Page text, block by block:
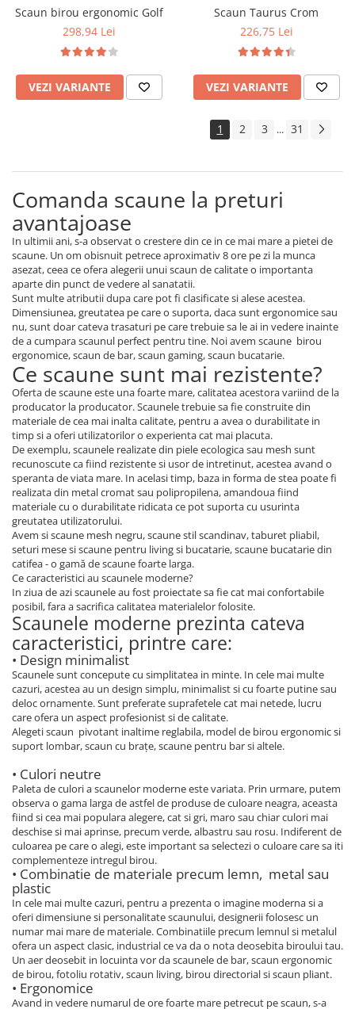
Scaun birou ergonomic Golf
298,94 Lei
VEZI VARIANTE
Scaun Taurus Crom
226,75 Lei
VEZI VARIANTE
1 2 3 ... 31
Comanda scaune la preturi
avantajoase
In ultimii ani, s-a observat o crestere din ce in ce mai mare a pietei de
scaune. Un om obisnuit petrece aproximativ 8 ore pe zi la munca
asezat, ceea ce ofera alegerii unui scaun de calitate o importanta
aparte din punct de vedere al sanatatii.
Sunt multe atributii dupa care pot fi clasificate si alese acestea.
Dimensiunea, greutatea pe care o suporta, daca sunt ergonomice sau
nu, sunt doar cateva trasaturi pe care trebuie sa le ai in vedere inainte
de a cumpara scaunul perfect pentru tine. Noi avem scaune birou
ergonomice, scaun de bar, scaun gaming, scaun bucatarie.
Ce scaune sunt mai rezistente?
Oferta de scaune este una foarte mare, calitatea acestora variind de la
producator la producator. Scaunele trebuie sa fie construite din
materiale de cea mai inalta calitate, pentru a avea o durabilitate in
timp si a oferi utilizatorilor o experienta cat mai placuta.
De exemplu, scaunele realizate din piele ecologica sau mesh sunt
recunoscute ca fiind rezistente si usor de intretinut, acestea avand o
speranta de viata mare. In acelasi timp, baza in forma de stea poate fi
realizata din metal cromat sau polipropilena, amandoua fiind
materiale cu o durabilitate ridicata ce pot suporta cu usurinta
greutatea utilizatorului.
Avem si scaune mesh negru, scaune stil scandinav, taburet pliabil,
seturi mese si scaune pentru living si bucatarie, scaune bucatarie din
catifea - o gamă de scaune foarte larga.
Ce caracteristici au scaunele moderne?
In ziua de azi scaunele au fost proiectate sa fie cat mai confortabile
posibil, fara a sacrifica calitatea materialelor folosite.
Scaunele moderne prezinta cateva
caracteristici, printre care:
• Design minimalist
Scaunele sunt concepute cu simplitatea in minte. In cele mai multe
cazuri, acestea au un design simplu, minimalist si cu foarte putine sau
deloc ornamente. Sunt preferate suprafetele cat mai netede, lucru
care ofera un aspect profesionist si de calitate.
Alegeti scaun pivotant inaltime reglabila, model de birou ergonomic si
suport lombar, scaun cu brațe, scaune pentru bar si altele.
• Culori neutre
Paleta de culori a scaunelor moderne este variata. Prin urmare, putem
observa o gama larga de astfel de produse de culoare neagra, aceasta
fiind si cea mai populara alegere, cat si gri, maro sau chiar culori mai
deschise si mai aprinse, precum verde, albastru sau rosu. Indiferent de
culoarea pe care o alegi, este important sa selectezi o culoare care sa iti
complementeze intregul birou.
• Combinatie de materiale precum lemn, metal sau
plastic
In cele mai multe cazuri, pentru a prezenta o imagine moderna si a
oferi dimensiune si personalitate scaunului, designerii folosesc un
numar mai mare de materiale. Combinatiile precum lemnul si metalul
ofera un aspect clasic, industrial ce va da o nota deosebita biroului tau.
Un aer deosebit in locuinta vor da scaunele de bar, scaun ergonomic
de birou, fotoliu rotativ, scaun living, birou directorial si scaun pliant.
• Ergonomice
Avand in vedere numarul de ore foarte mare petrecut pe scaun, s-a